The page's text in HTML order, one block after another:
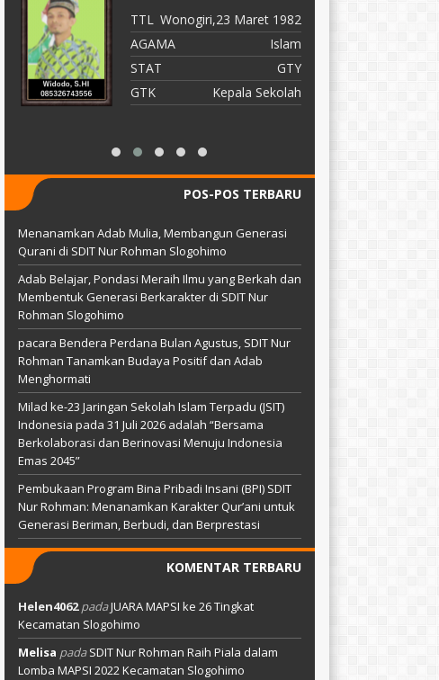
TTL Wonogiri,23 Maret 1982
AGAMA
Islam
STAT
GTY
GTK
Kepala Sekolah
POS-POS TERBARU
Menanamkan Adab Mulia, Membangun Generasi
Qurani di SDIT Nur Rohman Slogohimo
Adab Belajar, Pondasi Meraih Ilmu yang Berkah dan
Membentuk Generasi Berkarakter di SDIT Nur
Rohman Slogohimo
pacara Bendera Perdana Bulan Agustus, SDIT Nur
Rohman Tanamkan Budaya Positif dan Adab
Menghormati
Milad ke-23 Jaringan Sekolah Islam Terpadu (JSIT)
Indonesia pada 31 Juli 2026 adalah “Bersama
Berkolaborasi dan Berinovasi Menuju Indonesia
Emas 2045”
Pembukaan Program Bina Pribadi Insani (BPI) SDIT
Nur Rohman: Menanamkan Karakter Qur’ani untuk
Generasi Beriman, Berbudi, dan Berprestasi
KOMENTAR TERBARU
Helen4062padaJUARA MAPSI ke 26 Tingkat
Kecamatan Slogohimo
Melisa padaSDIT Nur Rohman Raih Piala dalam
Lomba MAPSI 2022 Kecamatan Slogohimo